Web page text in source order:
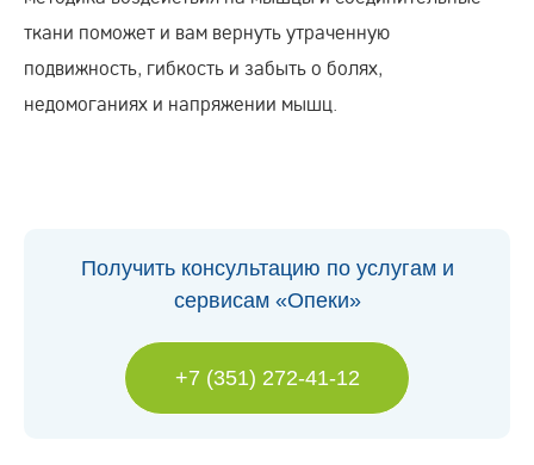
ткани поможет и вам вернуть утраченную
подвижность, гибкость и забыть о болях,
недомоганиях и напряжении мышц.
Получить консультацию по услугам и
сервисам «Опеки»
+7 (351) 272-41-12